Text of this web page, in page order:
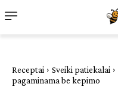
Receptai Sveiki patiekalai
pagaminama be kepimo